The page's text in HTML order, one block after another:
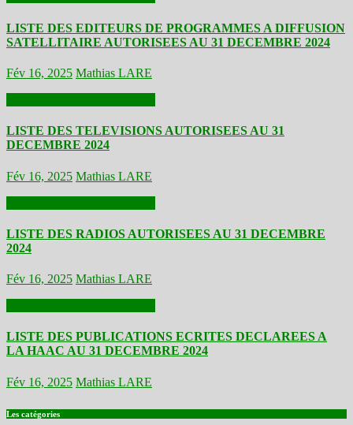
LISTE DES EDITEURS DE PROGRAMMES A DIFFUSION
SATELLITAIRE AUTORISEES AU 31 DECEMBRE 2024
Fév 16, 2025 Mathias LARE
LISTE DES TELEVISIONS AUTORISEES AU 31
DECEMBRE 2024
Fév 16, 2025 Mathias LARE
LISTE DES RADIOS AUTORISEES AU 31 DECEMBRE
2024
Fév 16, 2025 Mathias LARE
LISTE DES PUBLICATIONS ECRITES DECLAREES A
LA HAAC AU 31 DECEMBRE 2024
Fév 16, 2025 Mathias LARE
Les catégories